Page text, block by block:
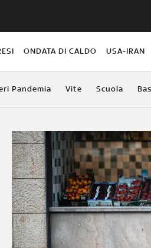
ONDATA DI CALDO USA-IRAN
Pandemia Vite Scuola